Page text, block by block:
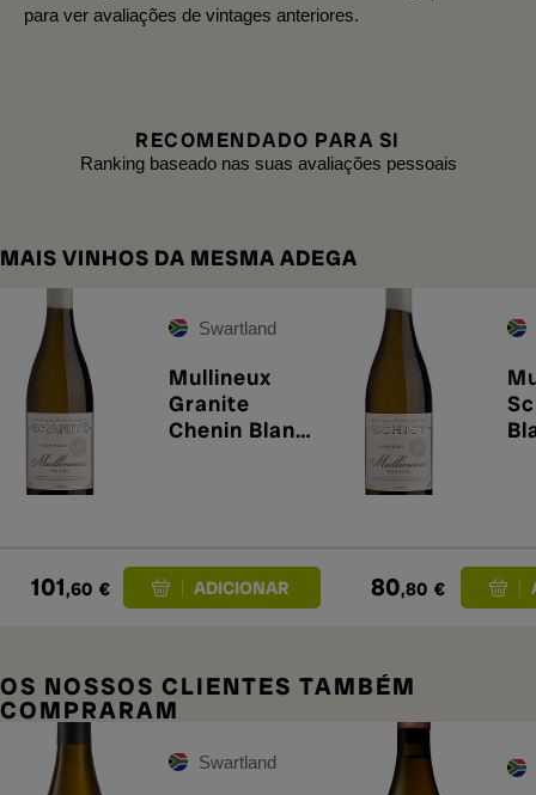
para ver avaliações de vintages anteriores.
RECOMENDADO PARA SI
Ranking baseado nas suas avaliações pessoais
MAIS VINHOS DA MESMA ADEGA
Swartland
Mullineux
Granite
Chenin Blanc
101,60 € 80,80 €
OS NOSSOS CLIENTES TAMBÉM
COMPRARAM
Swartland